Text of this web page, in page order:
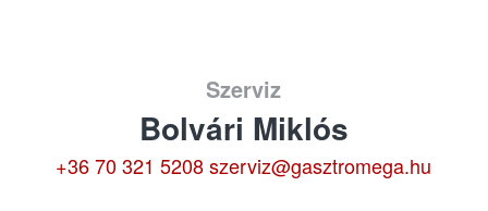
Szerviz
Bolvári Miklós
+36 70 321 5208 szerviz@gasztromega.hu